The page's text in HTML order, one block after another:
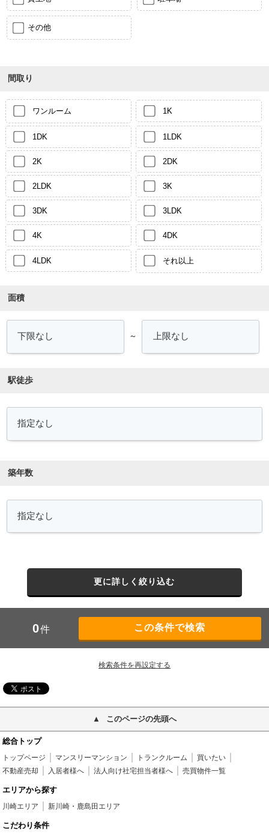
その他
間取り
ワンルーム 1K
1DK 1LDK
2K 2DK
2LDK 3K
3DK 3LDK
4K 4DK
4LDK それ以上
面積
～
駅徒歩
築年数
更に詳しく絞り込む
0件
検索条件を再設定する
このページの先頭へ
総合トップ
トップページ マンスリーマンション トランクルーム
買いたい
不動産売却
入居者様へ 法人向け社宅担当者様へ 売買物件一覧
エリアから探す
川崎エリア 新川崎・鹿島田エリア
こだわり条件